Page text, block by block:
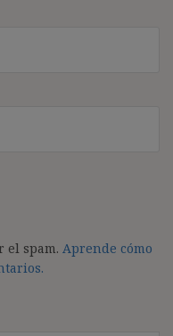
el spam. Aprende cómo